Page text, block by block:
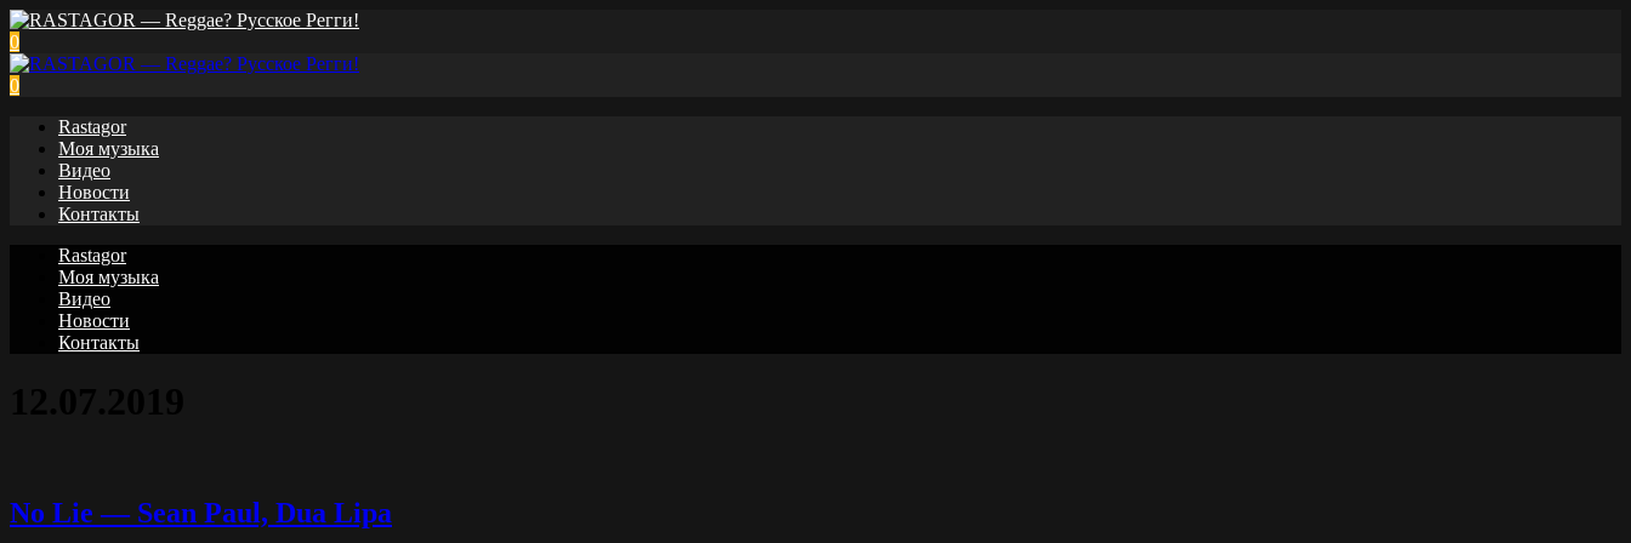
0
0
Rastagor
Моя музыка
Видео
Новости
Контакты
Rastagor
Моя музыка
Видео
Новости
Контакты
No Lie — Sean Paul, Dua Lipa